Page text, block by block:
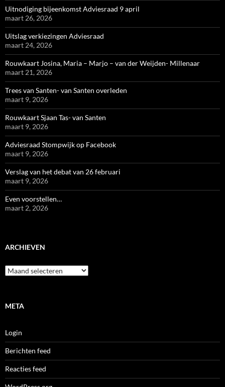
Uitnodiging bijeenkomst Adviesraad 9 april
maart 26, 2026
Uitslag verkiezingen Adviesraad
maart 24, 2026
Rouwkaart Josina, Maria – Marjo – van der Weijden- Millenaar
maart 21, 2026
Trees van Santen- van Santen overleden
maart 9, 2026
Rouwkaart Sjaan Tas- van Santen
maart 9, 2026
Adviesraad Stompwijk op Facebook
maart 9, 2026
Verslag van het debat van 26 februari
maart 9, 2026
Even voorstellen…
maart 2, 2026
ARCHIEVEN
Archieven
META
Login
Berichten feed
Reacties feed